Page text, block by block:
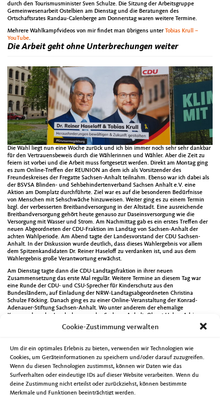
Cookie-Zustimmung verwalten
Um dir ein optimales Erlebnis zu bieten, verwenden wir Technologien wie
Cookies, um Geräteinformationen zu speichern und/oder darauf zuzugreifen.
Wenn du diesen Technologien zustimmst, können wir Daten wie das
Surfverhalten oder eindeutige IDs auf dieser Website verarbeiten. Wenn du
deine Zustimmung nicht erteilst oder zurückziehst, können bestimmte
Merkmale und Funktionen beeinträchtigt werden.
durch den Tourismusminister Sven Schulze. Die Sitzung der Arbeitsgruppe
Gemeinwesenarbeit Ostelbien am Dienstag und die Beratungen des
Ortschaftsrates Randau-Calenberge am Donnerstag waren weitere Termine.
Mehrere Wahlkampfvideos von mir findet man übrigens unterTobias Krull –
YouTube.
Die Arbeit geht ohne Unterbrechungen weiter
Die Wahl liegt nun eine Woche zurück und ich bin immer noch sehr sehr dankbar
für den Vertrauensbeweis durch die Wählerinnen und Wähler. Aber die Zeit zu
feiern ist vorbei und die Arbeit muss fortgesetzt werden. Direkt am Montag ging
es zum Online-Treffen der REUNION an dem ich als Vorsitzender des
Freundeskreises der Fregatte Sachsen-Anhalt teilnahm. Ebenso war ich dabei als
der BSVSA Blinden- und Sehbehindertenverband Sachsen Anhalt e.V. eine
Aktion am Domplatz durchführte. Ziel war es auf die besonderen Bedürfnisse
von Menschen mit Sehschwäche hinzuweisen. Weiter ging es zu einem Termin
bzgl. der verbesserten Breitbandversorgung in der Altstadt. Eine ausreichende
Breitbandversorgung gehört heute genauso zur Daseinsversorgung wie die
Versorgung mit Wasser und Strom. Am Nachmittag gab es ein erstes Treffen der
neuen Abgeordneten der CDU-Fraktion im Landtag von Sachsen-Anhalt der
achten Wahlperiode. Am Abend tagte der Landesvorstand der CDU Sachsen-
Anhalt. In der Diskussion wurde deutlich, dass dieses Wahlergebnis vor allem
dem Spitzenkandidaten Dr. Reiner Haseloff zu verdanken ist, und aus dem
Wahlergebnis große Verantwortung erwächst.
Am Dienstag tagte dann die CDU-Landtagsfraktion in ihrer neuen
Zusammensetzung das erste Mal regulär. Weitere Termine an diesem Tag war
eine Runde der CDU- und CSU-Sprecher für Kinderschutz aus den
Bundesländern, auf Einladung der NRW-Landtagsabgeordneten Christina
Schulze Föcking. Danach ging es zu einer Online-Veranstaltung der Konrad-
Adenauer-Stiftung Sachsen-Anhalt. Wo unter anderem der ehemalige
Kommandeur des Landeskommandos Sachsen-Anhalt, Oberst Halvor Adrian,
über die Wahrnehmung der Bundeswehr in der Öffentlichkeit diskutierte. Der
Mittwoch begann mit einem virtuellen parlamentarischen Frühstück zum Thema
gesamten Tag und beschäftigte sich im Schwerpunkt mit Themen rund um das
Stichwort „Innovation“. Das Symposium „Umwelt und Gesundheit –
Ressourcenschonung im Gesundheitssektor“ eröffnete den Donnerstag. Weiter
ging es mit einer gemeinsamen Online-Veranstaltung der Landesbehörden für
den Verfassungsschutz der „neuen“ Bundesländer, inkl. Berlin, zum Thema
„Rechtsextremistische Propaganda und Hetze im Netz“. Abends habe ich dann
noch den Ortschaftsrat in Randau-Calenberge besucht. Die Präsenz vor Ort ist für